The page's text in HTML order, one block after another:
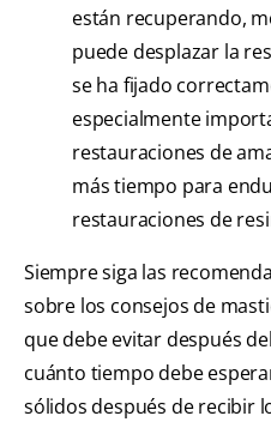
están recuperando,
puede desplazar la
se ha fijado
especialmente
restauraciones de
más tiempo para
restauraciones de
Siempre siga las
sobre los consejos de
que debe evitar después
cuánto tiempo debe
sólidos después de recibir